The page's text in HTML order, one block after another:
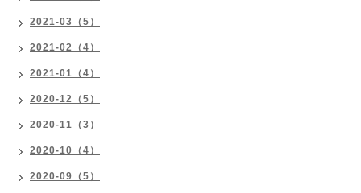
2021-03（5）
2021-02（4）
2021-01（4）
2020-12（5）
2020-11（3）
2020-10（4）
2020-09（5）